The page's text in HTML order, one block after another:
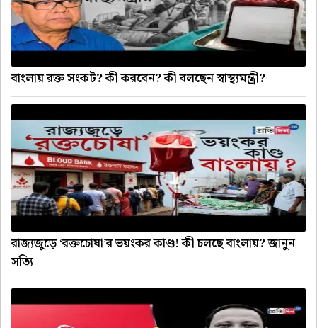
বাংলায় রক্ত সংকট? কী করবেন? কী বলছেন স্বাস্থ্যমন্ত্রী?
রাজ্যজুড়ে ‘রক্তচোষা’র ভয়ংকর কাণ্ড! কী চলছে বাংলায়? জানুন
সত্যি